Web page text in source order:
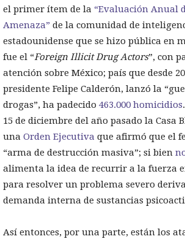
el primer ítem de la “Evaluación Anual
Amenaza” de la comunidad de
estadounidense que se hizo pública en
fue el “Foreign Illicit Drug Actors”, con
atención sobre México; país que desde
presidente Felipe Calderón, lanzó la
drogas”, ha padecido 463.000 homicidios
15 de diciembre del año pasado la Casa
una Orden Ejecutiva que afirmó que el
“arma de destrucción masiva”; si bien
alimenta la idea de recurrir a la fuerza
para resolver un problema severo
demanda interna de sustancias
Así entonces, por una parte, están los